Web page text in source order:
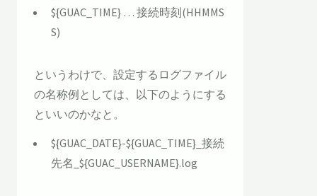
${GUAC_TIME} … 接続時刻(HHMMS
S)
というわけで、設定するログファイル
の名称例としては、以下のようにする
といいのかなと。
${GUAC_DATE}-${GUAC_TIME}_接続
先名_${GUAC_USERNAME}.log